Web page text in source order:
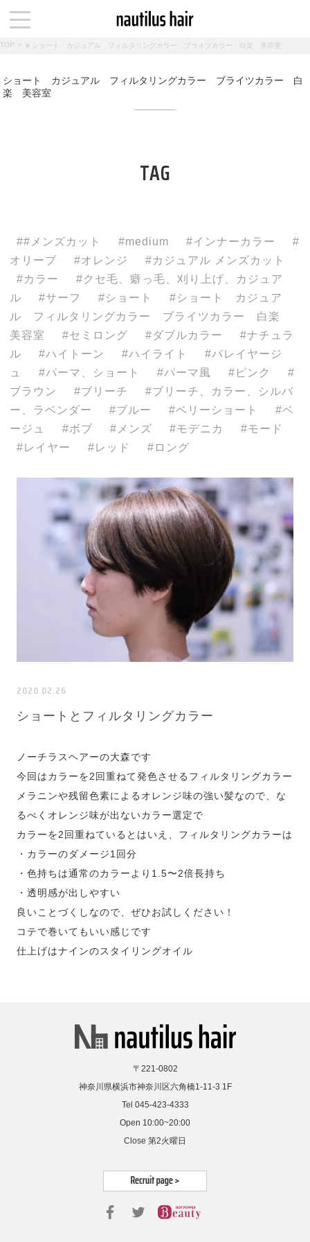
TOP > # ショート カジュアル フィルタリングカラー ブライツカラー 白楽 美容室
ショート カジュアル フィルタリングカラー ブライツカラー 白
楽 美容室
TAG
#メンズカット medium
インナーカラー
オリーブ
オレンジ
カジュアル メンズカット
カラー
クセ毛、癖っ毛、刈り上げ、カジュア
ル
サーフ ショート
ショート カジュア
ル フィルタリングカラー ブライツカラー 白楽
美容室
セミロング ダブルカラー
ナチュラ
ル
ハイトーン ハイライト
バレイヤージ
ュ
パーマ、ショート パーマ風
ピンク
ブラウン
ブリーチ
ブリーチ、カラー、シルバ
ー、ラベンダー
ブルー ベリーショート
ベ
ージュ
ボブ メンズ モデニカ
モード
レイヤー
レッド ロング
2020.02.26
ショートとフィルタリングカラー
ノーチラスヘアーの大森です
今回はカラーを2回重ねて発色させるフィルタリングカラー
メラニンや残留色素によるオレンジ味の強い髪なので、な
るべくオレンジ味が出ないカラー選定で
カラーを2回重ねているとはいえ、フィルタリングカラーは
・カラーのダメージ1回分
・色持ちは通常のカラーより1.5〜2倍長持ち
・透明感が出しやすい
良いことづくしなので、ぜひお試しください！
コテで巻いてもいい感じです
仕上げはナインのスタイリングオイル
〒221-0802
神奈川県横浜市神奈川区六角橋1-11-3 1F
Tel 045-423-4333
Open 10:00~20:00
Close 第2火曜日